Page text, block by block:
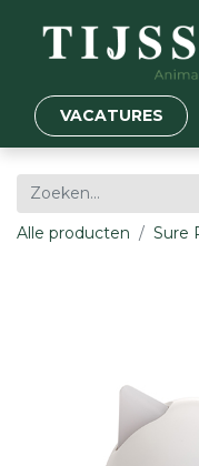
VACATURES
Alle producten Sure